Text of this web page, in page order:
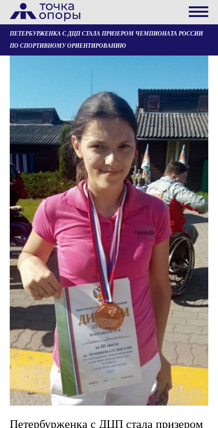
ПЕТЕРБУРЖЕНКА С ДЦП СТАЛА ПРИЗЕРОМ ЧЕМПИОНАТА РОССИИ
ПО СПОРТИВНОМУ ОРИЕНТИРОВАНИЮ
Петербурженка с ДЦП стала призером